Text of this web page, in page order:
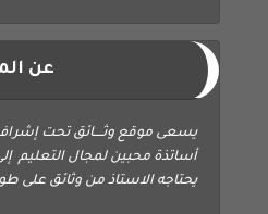
عن
يسعى موقع وثــــائق تحت
أساتذة محبين لمجال التعليم
يحتاجه الاستاذ من وثائق على